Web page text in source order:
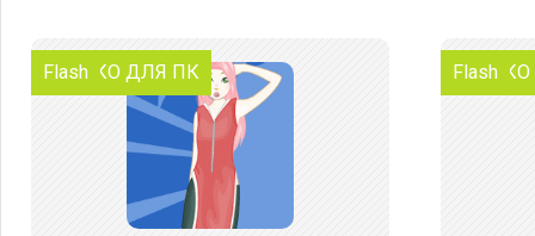
ТОЛЬКО ДЛЯ ПК
Flash Flash